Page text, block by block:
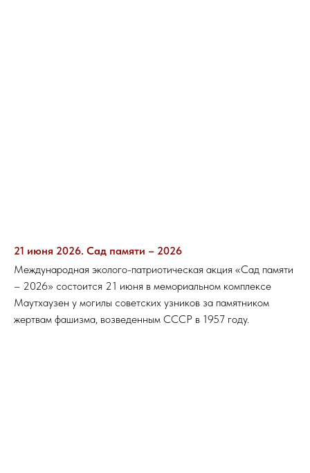
21 июня 2026. Сад памяти – 2026
Международная эколого-патриотическая акция «Сад памяти
– 2026» состоится 21 июня в мемориальном комплексе
Маутхаузен у могилы советских узников за памятником
жертвам фашизма, возведенным СССР в 1957 году.